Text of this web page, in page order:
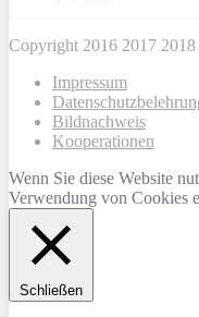
Copyright 2016 2017
Impressum
Bildnachweis
Kooperationen
Wenn Sie diese Website
Verwendung von Cookies
Schließen